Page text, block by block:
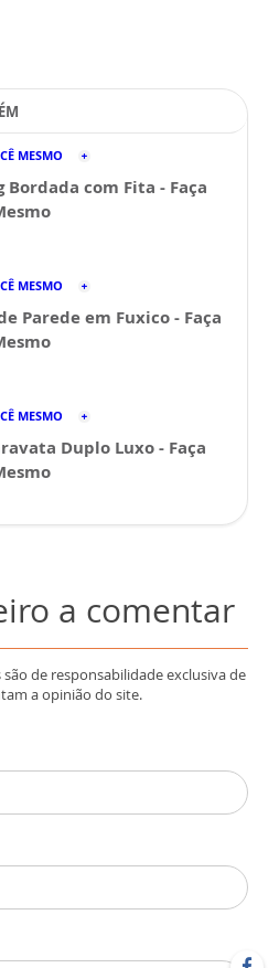
MESMO
Bordada com Fita - Faça
MESMO
Parede em Fuxico - Faça
MESMO
Duplo Luxo - Faça
a comentar
de responsabilidade exclusiva de
a opinião do site.